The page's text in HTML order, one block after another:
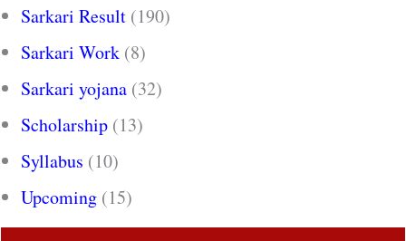
Sarkari Result (190)
Sarkari Work (8)
Sarkari yojana (32)
Scholarship (13)
Syllabus (10)
Upcoming (15)